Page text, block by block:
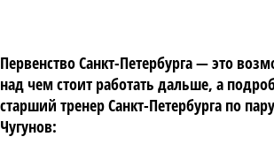
Первенство Санкт-Петербурга — это
над чем стоит работать дальше, а
старший тренер Санкт-Петербурга по
Чугунов: